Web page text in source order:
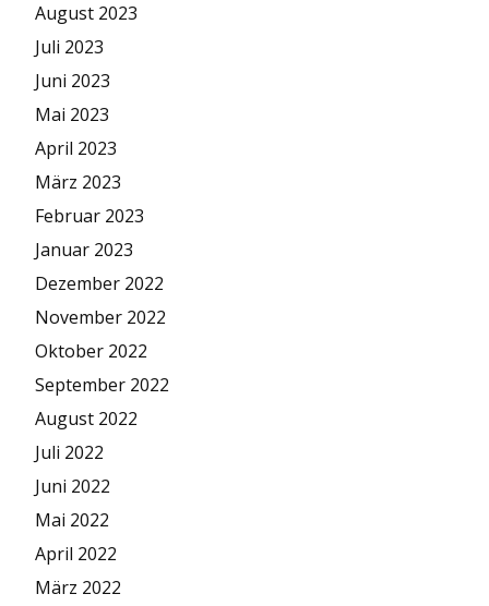
August 2023
Juli 2023
Juni 2023
Mai 2023
April 2023
März 2023
Februar 2023
Januar 2023
Dezember 2022
November 2022
Oktober 2022
September 2022
August 2022
Juli 2022
Juni 2022
Mai 2022
April 2022
März 2022